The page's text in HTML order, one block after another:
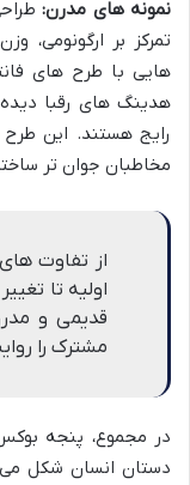
نمونه های مدرن:
تمرکز بر ارگونومی،
هایی با طرح های
هدینگ های رقبا
رایج هستند. این
مخاطبان جوان تر
از تفاوت
اولیه تا
قدیمی و
مشترک را
در مجموع، پنجه
دستان انسان شکل می